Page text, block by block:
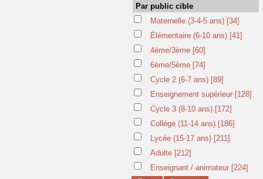
Par public cible
Maternelle (3-4-5 ans) [34]
Élémentaire (6-10 ans) [41]
4ème/3ème [60]
6ème/5ème [74]
Cycle 2 (6-7 ans) [89]
Enseignement supérieur [128]
Cycle 3 (8-10 ans) [172]
Collège (11-14 ans) [186]
Lycée (15-17 ans) [211]
Adulte [212]
Enseignant / animateur [224]